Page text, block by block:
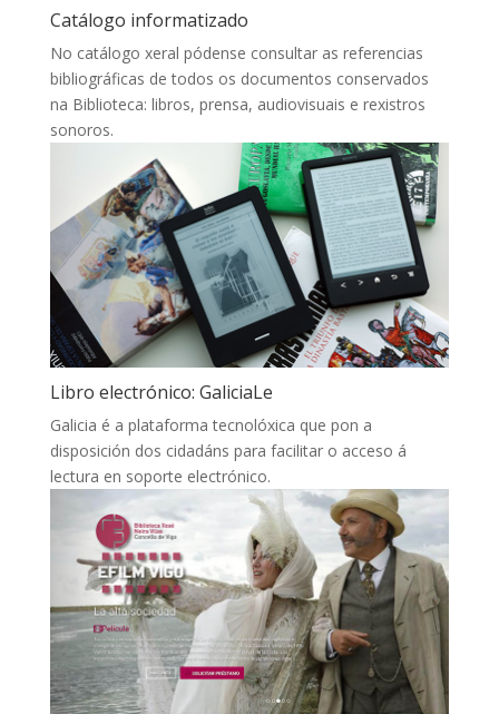
Catálogo informatizado
No catálogo xeral pódense consultar as referencias
bibliográficas de todos os documentos conservados
na Biblioteca: libros, prensa, audiovisuais e rexistros
sonoros.
Libro electrónico: GaliciaLe
Galicia é a plataforma tecnolóxica que pon a
disposición dos cidadáns para facilitar o acceso á
lectura en soporte electrónico.